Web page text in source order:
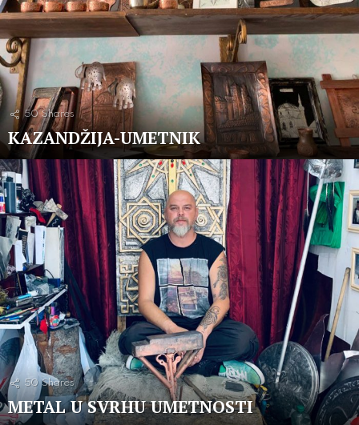
50 Shares
KAZANDŽIJA-UMETNIK
50 Shares
METAL U SVRHU UMETNOSTI